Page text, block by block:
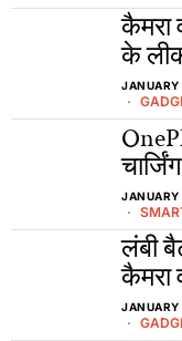
कैमरा
के
लंबी
कैमरा